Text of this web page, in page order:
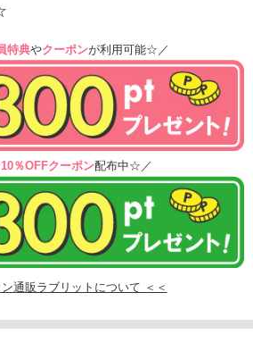
特典やクーポンが利用可能☆／
10％OFFクーポン配布中☆／
通販ラブリットについて ＜＜